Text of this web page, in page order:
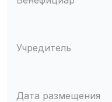
Учредитель
Дата размещения